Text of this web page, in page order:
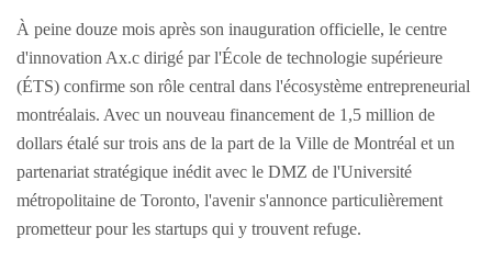
À peine douze mois après son inauguration officielle, le centre
d'innovation Ax.c dirigé par l'École de technologie supérieure
(ÉTS) confirme son rôle central dans l'écosystème entrepreneurial
montréalais. Avec un nouveau financement de 1,5 million de
dollars étalé sur trois ans de la part de la Ville de Montréal et un
partenariat stratégique inédit avec le DMZ de l'Université
métropolitaine de Toronto, l'avenir s'annonce particulièrement
prometteur pour les startups qui y trouvent refuge.